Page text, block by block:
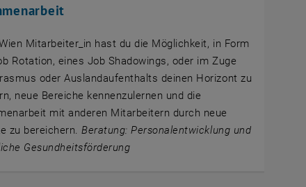
Mitarbeiter_in hast du die Möglichkeit, in Form
Rotation, eines Job Shadowings, oder im Zuge
oder Auslandaufenthalts deinen Horizont zu
neue Bereiche kennenzulernen und die
mit anderen Mitarbeitern durch neue
zu bereichern.Beratung: Personalentwicklung und
Gesundheitsförderung